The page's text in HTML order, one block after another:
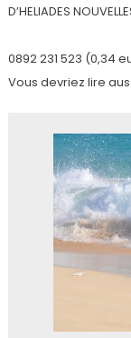
D’HELIADES
0892 231 523 (0,34
Vous devriez lire